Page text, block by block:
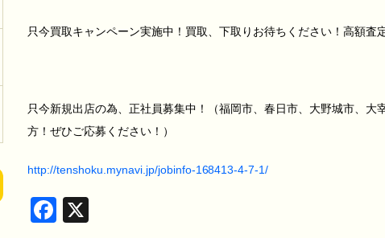
只今買取キャンペーン実施中！買取、下取りお待ちください！高額査
只今新規出店の為、正社員募集中！（福岡市、春日市、大野城市、大
方！ぜひご応募ください！）
http://tenshoku.mynavi.jp/jobinfo-168413-4-7-1/
Facebook